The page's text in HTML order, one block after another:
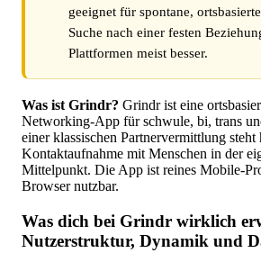
geeignet für spontane,
Suche nach einer festen
Plattformen meist besser.
Was ist Grindr? Grindr ist eine
Networking-App für schwule, bi, trans
einer klassischen Partnervermittlung
Kontaktaufnahme mit Menschen in der
Mittelpunkt. Die App ist reines Mobile-
Browser nutzbar.
Was dich bei Grindr wirklich
Nutzerstruktur, Dynamik und